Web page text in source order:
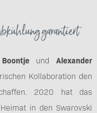
garantiert
undAlexander
Kollaboration den
2020 hat das
in den Swarovski